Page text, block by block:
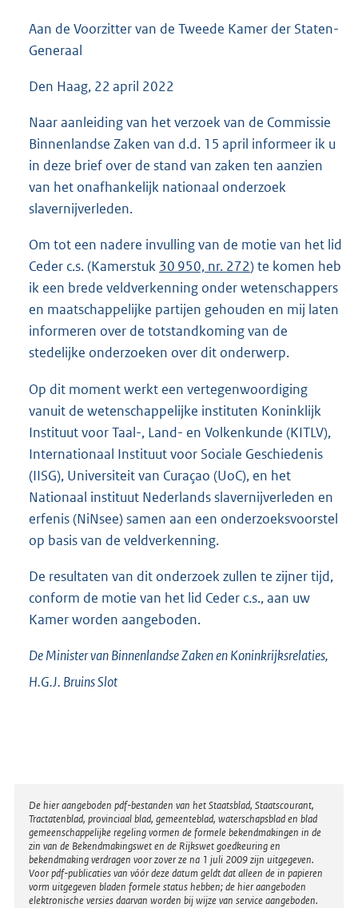
Aan de Voorzitter van de Tweede Kamer der Staten-
Generaal
Den Haag, 22 april 2022
Naar aanleiding van het verzoek van de Commissie
Binnenlandse Zaken van d.d. 15 april informeer ik u
in deze brief over de stand van zaken ten aanzien
van het onafhankelijk nationaal onderzoek
slavernijverleden.
Om tot een nadere invulling van de motie van het lid
Ceder c.s. (Kamerstuk 30 950, nr. 272) te komen heb
ik een brede veldverkenning onder wetenschappers
en maatschappelijke partijen gehouden en mij laten
informeren over de totstandkoming van de
stedelijke onderzoeken over dit onderwerp.
Op dit moment werkt een vertegenwoordiging
vanuit de wetenschappelijke instituten Koninklijk
Instituut voor Taal-, Land- en Volkenkunde (KITLV),
Internationaal Instituut voor Sociale Geschiedenis
(IISG), Universiteit van Curaçao (UoC), en het
Nationaal instituut Nederlands slavernijverleden en
erfenis (NiNsee) samen aan een onderzoeksvoorstel
op basis van de veldverkenning.
De resultaten van dit onderzoek zullen te zijner tijd,
conform de motie van het lid Ceder c.s., aan uw
Kamer worden aangeboden.
De Minister van Binnenlandse Zaken en Koninkrijksrelaties,
H.G.J. Bruins Slot
Disclaimer
De hier aangeboden pdf-bestanden van het Staatsblad, Staatscourant,
Tractatenblad, provinciaal blad, gemeenteblad, waterschapsblad en blad
gemeenschappelijke regeling vormen de formele bekendmakingen in de
zin van de Bekendmakingswet en de Rijkswet goedkeuring en
bekendmaking verdragen voor zover ze na 1 juli 2009 zijn uitgegeven.
Voor pdf-publicaties van vóór deze datum geldt dat alleen de in papieren
vorm uitgegeven bladen formele status hebben; de hier aangeboden
elektronische versies daarvan worden bij wijze van service aangeboden.